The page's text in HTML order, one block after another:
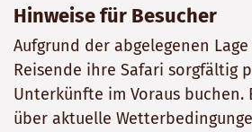
Hinweise für Besucher
Aufgrund der abgelegenen
Reisende ihre Safari sorgfältig
Unterkünfte im Voraus buchen.
über aktuelle